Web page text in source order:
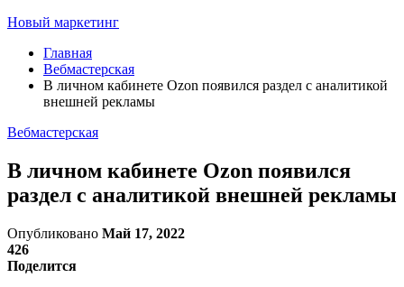
Новый маркетинг
Главная
Вебмастерская
В личном кабинете Ozon появился раздел с аналитикой
внешней рекламы
Вебмастерская
В личном кабинете Ozon появился
раздел с аналитикой внешней рекламы
Опубликовано Май 17, 2022
426
Поделится